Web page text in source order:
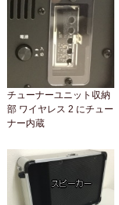
チューナーユニット収納
部 ワイヤレス 2 にチュー
ナー内蔵